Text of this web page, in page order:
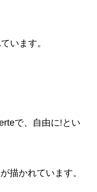
います。
で、自由に!とい
描かれています。